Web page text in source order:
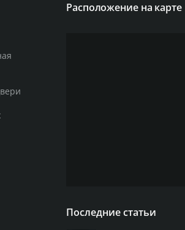
Расположение на карте
Последние статьи